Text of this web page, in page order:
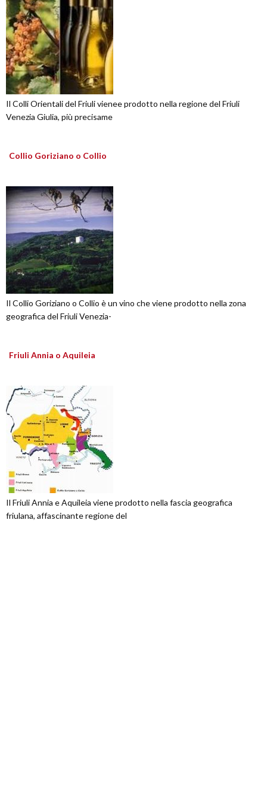
Il Colli Orientali del Friuli vienee prodotto nella regione del Friuli
Venezia Giulia, più precisame
Collio Goriziano o Collio
Il Collio Goriziano o Collio è un vino che viene prodotto nella zona
geografica del Friuli Venezia-
Friuli Annia o Aquileia
Il Friuli Annia e Aquileia viene prodotto nella fascia geografica
friulana, affascinante regione del